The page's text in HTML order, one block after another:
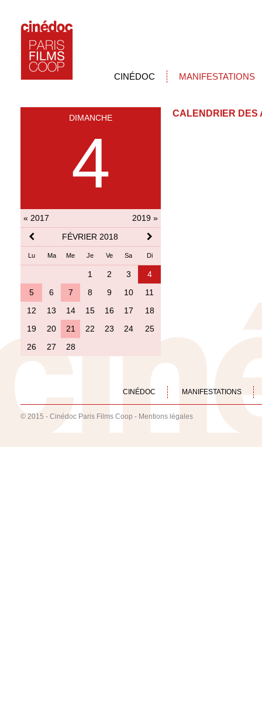
CINÉDOC MANIFESTATIONS
DIMANCHE
4
« 2017
2019 »
FÉVRIER 2018
Lu Ma Me Je Ve Sa Di
1 2 3
4
5
6 7 8 9 10
11
12
13 14 15 16 17
18
19
20 21 22 23 24
25
26
27 28
CALENDRIER DES
CINÉDOC MANIFESTATIONS
© 2015 - Cinédoc Paris Films Coop - Mentions légales